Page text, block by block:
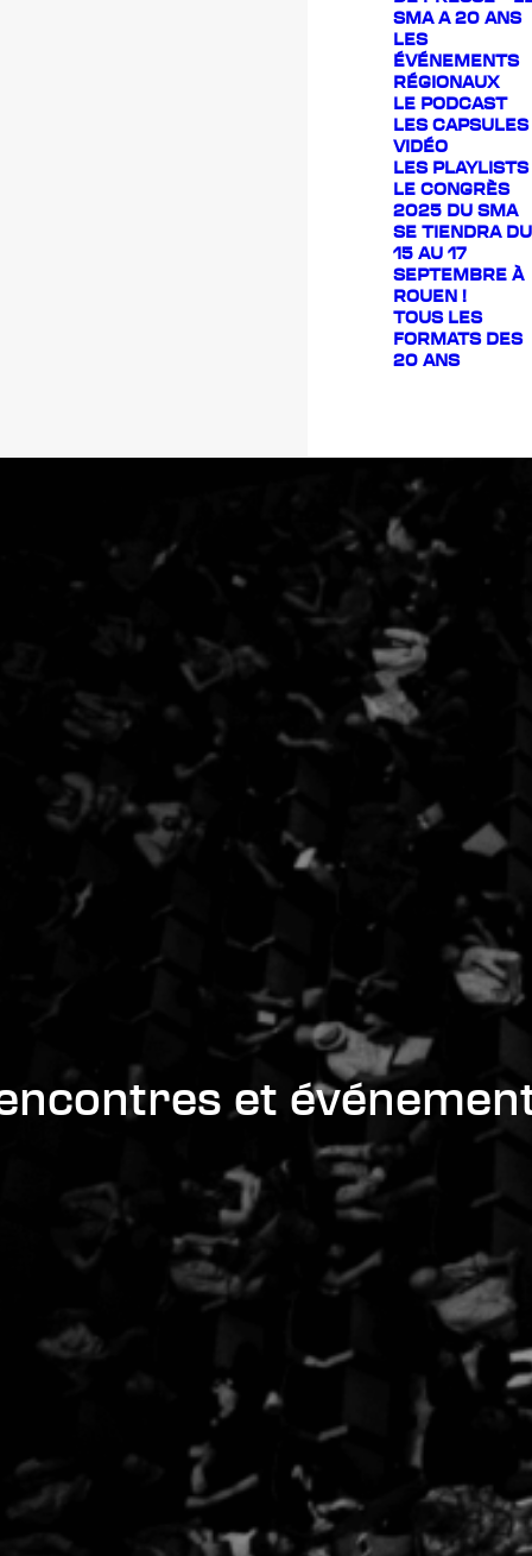
SMA A 20 ANS
LES
ÉVÉNEMENTS
RÉGIONAUX
LE PODCAST
LES CAPSULES
VIDÉO
LES PLAYLISTS
LE CONGRÈS
2025 DU SMA
SE TIENDRA DU
15 AU 17
SEPTEMBRE À
ROUEN !
TOUS LES
FORMATS DES
20 ANS
et